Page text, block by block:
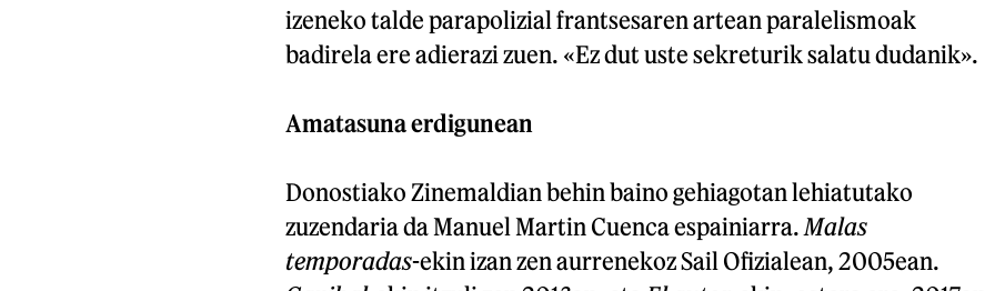
izeneko talde parapolizial frantsesaren artean paralelismoak
badirela ere adierazi zuen. «Ez dut uste sekreturik salatu dudanik».
Amatasuna erdigunean
Donostiako Zinemaldian behin baino gehiagotan lehiatutako
zuzendaria da Manuel Martin Cuenca espainiarra. Malas
temporadas-ekin izan zen aurrenekoz Sail Ofizialean, 2005ean.